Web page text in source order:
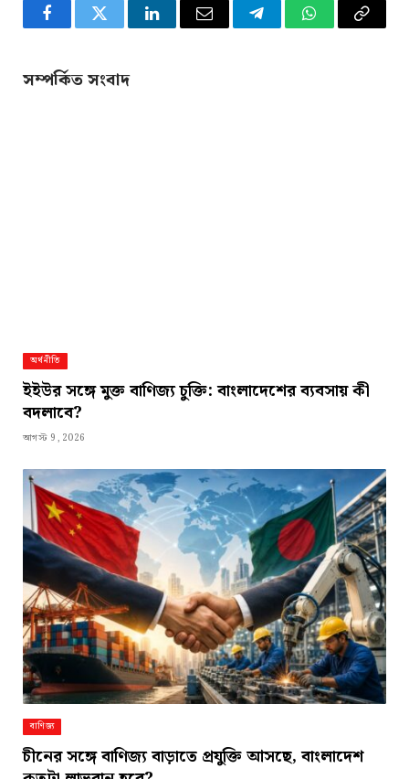
FacebookTwitter LinkedInEmail TelegramWhatsApp
Copy
সম্পর্কিত সংবাদ
অর্থনীতি
ইইউর সঙ্গে মুক্ত বাণিজ্য চুক্তি: বাংলাদেশের ব্যবসায় কী
বদলাবে?
আগস্ট 9, 2026
বাণিজ্য
চীনের সঙ্গে বাণিজ্য বাড়াতে প্রযুক্তি আসছে, বাংলাদেশ